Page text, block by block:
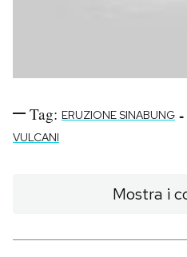
Tag: ERUZIONE SINABUNG -
VULCANI
Mostra i